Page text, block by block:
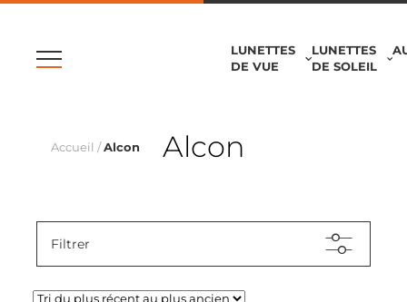
LUNETTES
DE VUE
LUNETTES
DE SOLEIL
Accueil /Alcon Alcon
Filtrer